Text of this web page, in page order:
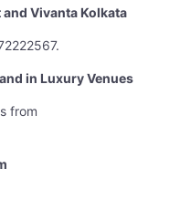
Vivanta Kolkata
in Luxury Venues
from